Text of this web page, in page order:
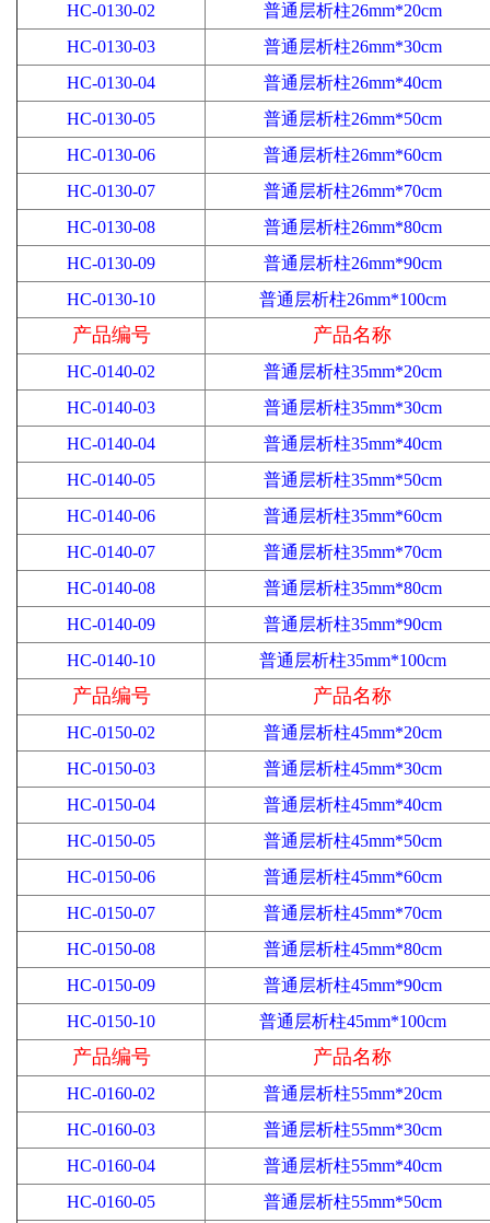
HC-0130-02
普通层析柱26mm*20cm
HC-0130-03
普通层析柱26mm*30cm
HC-0130-04
普通层析柱26mm*40cm
HC-0130-05
普通层析柱26mm*50cm
HC-0130-06
普通层析柱26mm*60cm
HC-0130-07
普通层析柱26mm*70cm
HC-0130-08
普通层析柱26mm*80cm
HC-0130-09
普通层析柱26mm*90cm
HC-0130-10
普通层析柱26mm*100cm
产品编号 产品名称
HC-0140-02
普通层析柱35mm*20cm
HC-0140-03
普通层析柱35mm*30cm
HC-0140-04
普通层析柱35mm*40cm
HC-0140-05
普通层析柱35mm*50cm
HC-0140-06
普通层析柱35mm*60cm
HC-0140-07
普通层析柱35mm*70cm
HC-0140-08
普通层析柱35mm*80cm
HC-0140-09
普通层析柱35mm*90cm
HC-0140-10
普通层析柱35mm*100cm
产品编号 产品名称
HC-0150-02
普通层析柱45mm*20cm
HC-0150-03
普通层析柱45mm*30cm
HC-0150-04
普通层析柱45mm*40cm
HC-0150-05
普通层析柱45mm*50cm
HC-0150-06
普通层析柱45mm*60cm
HC-0150-07
普通层析柱45mm*70cm
HC-0150-08
普通层析柱45mm*80cm
HC-0150-09
普通层析柱45mm*90cm
HC-0150-10
普通层析柱45mm*100cm
产品编号 产品名称
HC-0160-02
普通层析柱55mm*20cm
HC-0160-03
普通层析柱55mm*30cm
HC-0160-04
普通层析柱55mm*40cm
HC-0160-05
普通层析柱55mm*50cm